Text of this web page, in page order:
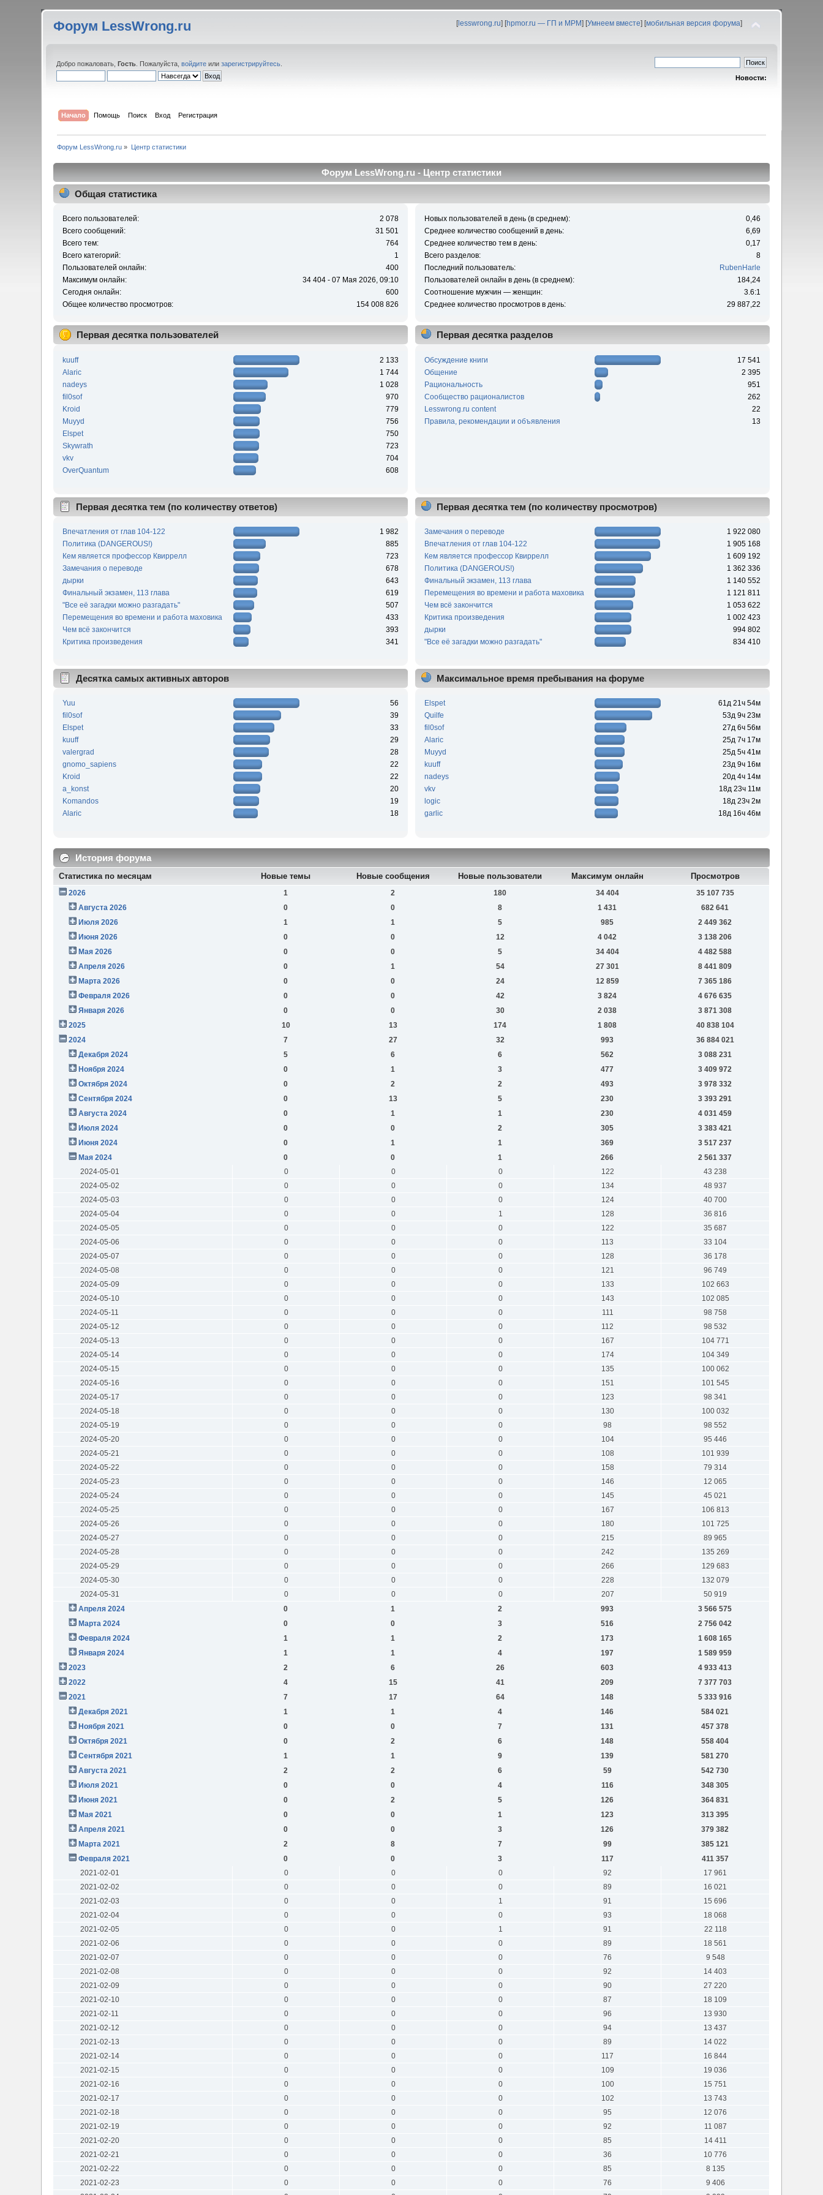
Форум LessWrong.ru [lesswrong.ru] [hpmor.ru — ГП и МРМ] [Умнеем вместе] [мобильная версия форума]
Добро пожаловать,Гость . Пожалуйста,войдите илизарегистрируйтесь
Новости:
Начало Помощь Поиск Вход Регистрация
Форум LessWrong.ru » Центр статистики
Форум LessWrong.ru - Центр статистики
Общая статистика
Всего пользователей:
2 078
Всего сообщений:
31 501
Всего тем:
764
Всего категорий:
1
Пользователей онлайн:
400
Максимум онлайн:
34 404 - 07 Мая 2026, 09:10
Сегодня онлайн:
600
Общее количество просмотров:
154 008 826
Новых пользователей в день (в среднем):
0,46
Среднее количество сообщений в день:
6,69
Среднее количество тем в день:
0,17
Всего разделов:
8
Последний пользователь:
RubenHarle
Пользователей онлайн в день (в среднем):
184,24
Соотношение мужчин — женщин:
3.6:1
Среднее количество просмотров в день:
29 887,22
Первая десятка пользователей
kuuff
2 133
Alaric
1 744
nadeys
1 028
fil0sof
970
Kroid
779
Muyyd
756
Elspet
750
Skywrath
723
vkv
704
OverQuantum
608
Первая десятка разделов
Обсуждение книги
17 541
Общение
2 395
Рациональность
951
Сообщество рационалистов
262
Lesswrong.ru content
22
Правила, рекомендации и объявления
13
Первая десятка тем (по количеству ответов)
Впечатления от глав 104-122
1 982
Политика (DANGEROUS!)
885
Кем является профессор Квиррелл
723
Замечания о переводе
678
дырки
643
Финальный экзамен, 113 глава
619
"Все её загадки можно разгадать"
507
Перемещения во времени и работа маховика
433
Чем всё закончится
393
Критика произведения
341
Первая десятка тем (по количеству просмотров)
Замечания о переводе
1 922 080
Впечатления от глав 104-122
1 905 168
Кем является профессор Квиррелл
1 609 192
Политика (DANGEROUS!)
1 362 336
Финальный экзамен, 113 глава
1 140 552
Перемещения во времени и работа маховика
1 121 811
Чем всё закончится
1 053 622
Критика произведения
1 002 423
дырки
994 802
"Все её загадки можно разгадать"
834 410
Десятка самых активных авторов
Yuu
56
fil0sof
39
Elspet
33
kuuff
29
valergrad
28
gnomo_sapiens
22
Kroid
22
a_konst
20
Komandos
19
Alaric
18
Максимальное время пребывания на форуме
Elspet
61д 21ч 54м
Quilfe
53д 9ч 23м
fil0sof
27д 6ч 56м
Alaric
25д 7ч 17м
Muyyd
25д 5ч 41м
kuuff
23д 9ч 16м
nadeys
20д 4ч 14м
vkv
18д 23ч 11м
logic
18д 23ч 2м
garlic
18д 16ч 46м
История форума
Статистика по месяцам Новые темы Новые сообщения Новые пользователи Максимум онлайн Просмотров
2026 1 2 180 34 404
35 107 735
Августа 2026
0 0 8 1 431
682 641
Июля 2026
1 1 5 985
2 449 362
Июня 2026
0 0 12 4 042
3 138 206
Мая 2026
0 0 5 34 404
4 482 588
Апреля 2026
0 1 54 27 301
8 441 809
Марта 2026
0 0 24 12 859
7 365 186
Февраля 2026
0 0 42 3 824
4 676 635
Января 2026
0 0 30 2 038
3 871 308
2025
10 13 174 1 808
40 838 104
2024
7 27 32 993
36 884 021
Декабря 2024
5 6 6 562
3 088 231
Ноября 2024
0 1 3 477
3 409 972
Октября 2024
0 2 2 493
3 978 332
Сентября 2024
0 13 5 230
3 393 291
Августа 2024
0 1 1 230
4 031 459
Июля 2024
0 0 2 305
3 383 421
Июня 2024
0 1 1 369
3 517 237
Мая 2024
0 0 1 266
2 561 337
2024-05-01
0 0 0 122
43 238
2024-05-02
0 0 0 134
48 937
2024-05-03
0 0 0 124
40 700
2024-05-04
0 0 1 128
36 816
2024-05-05
0 0 0 122
35 687
2024-05-06
0 0 0 113
33 104
2024-05-07
0 0 0 128
36 178
2024-05-08
0 0 0 121
96 749
2024-05-09
0 0 0 133
102 663
2024-05-10
0 0 0 143
102 085
2024-05-11
0 0 0 111
98 758
2024-05-12
0 0 0 112
98 532
2024-05-13
0 0 0 167
104 771
2024-05-14
0 0 0 174
104 349
2024-05-15
0 0 0 135
100 062
2024-05-16
0 0 0 151
101 545
2024-05-17
0 0 0 123
98 341
2024-05-18
0 0 0 130
100 032
2024-05-19
0 0 0 98
98 552
2024-05-20
0 0 0 104
95 446
2024-05-21
0 0 0 108
101 939
2024-05-22
0 0 0 158
79 314
2024-05-23
0 0 0 146
12 065
2024-05-24
0 0 0 145
45 021
2024-05-25
0 0 0 167
106 813
2024-05-26
0 0 0 180
101 725
2024-05-27
0 0 0 215
89 965
2024-05-28
0 0 0 242
135 269
2024-05-29
0 0 0 266
129 683
2024-05-30
0 0 0 228
132 079
2024-05-31
0 0 0 207
50 919
Апреля 2024
0 1 2 993
3 566 575
Марта 2024
0 0 3 516
2 756 042
Февраля 2024
1 1 2 173
1 608 165
Января 2024
1 1 4 197
1 589 959
2023
2 6 26 603
4 933 413
2022
4 15 41 209
7 377 703
2021
7 17 64 148
5 333 916
Декабря 2021
1 1 4 146
584 021
Ноября 2021
0 0 7 131
457 378
Октября 2021
0 2 6 148
558 404
Сентября 2021
1 1 9 139
581 270
Августа 2021
2 2 6 59
542 730
Июля 2021
0 0 4 116
348 305
Июня 2021
0 2 5 126
364 831
Мая 2021
0 0 1 123
313 395
Апреля 2021
0 0 3 126
379 382
Марта 2021
2 8 7 99
385 121
Февраля 2021
0 0 3 117
411 357
2021-02-01
0 0 0 92
17 961
2021-02-02
0 0 0 89
16 021
2021-02-03
0 0 1 91
15 696
2021-02-04
0 0 0 93
18 068
2021-02-05
0 0 1 91
22 118
2021-02-06
0 0 0 89
18 561
2021-02-07
0 0 0 76
9 548
2021-02-08
0 0 0 92
14 403
2021-02-09
0 0 0 90
27 220
2021-02-10
0 0 0 87
18 109
2021-02-11
0 0 0 96
13 930
2021-02-12
0 0 0 94
13 437
2021-02-13
0 0 0 89
14 022
2021-02-14
0 0 0 117
16 844
2021-02-15
0 0 0 109
19 036
2021-02-16
0 0 0 100
15 751
2021-02-17
0 0 0 102
13 743
2021-02-18
0 0 0 95
12 076
2021-02-19
0 0 0 92
11 087
2021-02-20
0 0 0 85
14 411
2021-02-21
0 0 0 36
10 776
2021-02-22
0 0 0 85
8 135
2021-02-23
0 0 0 76
9 406